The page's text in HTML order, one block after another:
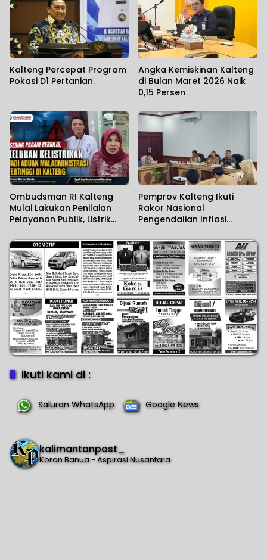
Kalteng Percepat Program
Pokasi D1 Pertanian.
Angka Kemiskinan Kalteng
di Bulan Maret 2026 Naik
0,15 Persen
Ombudsman RI Kalteng
Mulai Lakukan Penilaian
Pelayanan Publik, Listrik
Pemprov Kalteng Ikuti
Rakor Nasional
Pengendalian Inflasi
ikuti kami di :
Saluran WhatsApp Google News
kalimantanpost_
Koran Banua - Aspirasi Nusantara